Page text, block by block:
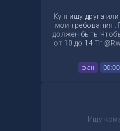
Ку я ищу друга
мои требования :
должен быть
от 10 до 14 Тг
фан
Ищу